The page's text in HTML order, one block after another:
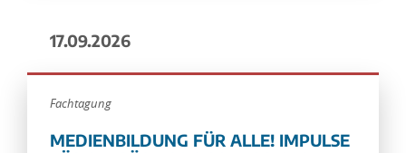
17.09.2026
Fachtagung
MEDIENBILDUNG FÜR ALLE! IMPULSE